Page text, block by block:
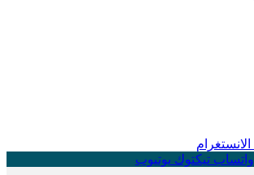
الانستغرام
واتساب تيكتوك يوتيوب